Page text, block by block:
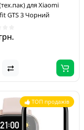
для Xiaomi
GTS 3 Чорний
ТОП продажів